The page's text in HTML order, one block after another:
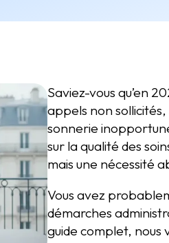
Saviez-vous qu’en
appels non
sonnerie
sur la qualité des
mais une nécessité
Vous avez
démarches
guide complet, nous